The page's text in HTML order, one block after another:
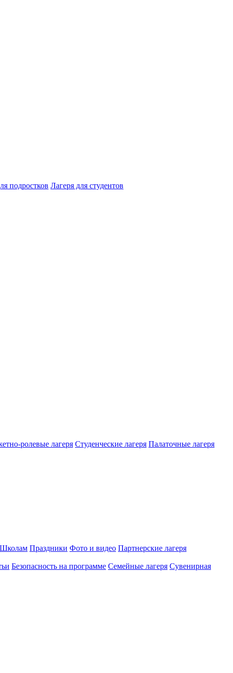
подростков Лагеря для студентов
ролевые лагеря Студенческие лагеря Палаточные лагеря
Школам Праздники Фото и видео Партнерские лагеря
Безопасность на программе Семейные лагеря Сувенирная